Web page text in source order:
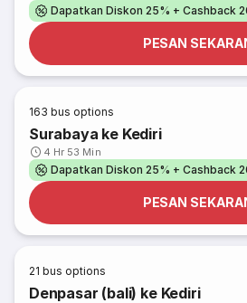
Dapatkan Diskon 25% + Cashback
PESAN
163 bus options
Surabaya ke Kediri
4 Hr 53 Min
Dapatkan Diskon 25% + Cashback
PESAN
21 bus options
Denpasar (bali) ke Kediri